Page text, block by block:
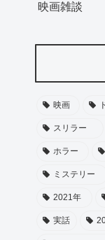
映画雑談
映画
スリラー
ホラー
ミステリー
2021年
実話